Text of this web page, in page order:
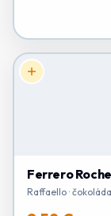
Ferrero
Raffaello ·